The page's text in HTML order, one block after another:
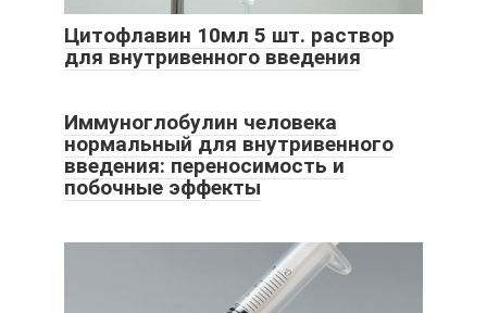
Цитофлавин 10мл 5 шт. раствор
для внутривенного введения
Иммуноглобулин человека
нормальный для внутривенного
введения: переносимость и
побочные эффекты